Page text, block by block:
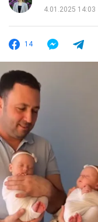
4.01.2025 14:03
14